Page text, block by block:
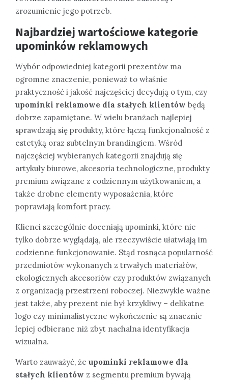
zrozumienie jego potrzeb.
Najbardziej wartościowe kategorie
upominków reklamowych
Wybór odpowiedniej kategorii prezentów ma
ogromne znaczenie, ponieważ to właśnie
praktyczność i jakość najczęściej decydują o tym, czy
upominki reklamowe dla stałych klientów będą
dobrze zapamiętane. W wielu branżach najlepiej
sprawdzają się produkty, które łączą funkcjonalność z
estetyką oraz subtelnym brandingiem. Wśród
najczęściej wybieranych kategorii znajdują się
artykuły biurowe, akcesoria technologiczne, produkty
premium związane z codziennym użytkowaniem, a
także drobne elementy wyposażenia, które
poprawiają komfort pracy.
Klienci szczególnie doceniają upominki, które nie
tylko dobrze wyglądają, ale rzeczywiście ułatwiają im
codzienne funkcjonowanie. Stąd rosnąca popularność
przedmiotów wykonanych z trwałych materiałów,
ekologicznych akcesoriów czy produktów związanych
z organizacją przestrzeni roboczej. Niezwykle ważne
jest także, aby prezent nie był krzykliwy – delikatne
logo czy minimalistyczne wykończenie są znacznie
lepiej odbierane niż zbyt nachalna identyfikacja
wizualna.
Warto zauważyć, że upominki reklamowe dla
stałych klientów z segmentu premium bywają